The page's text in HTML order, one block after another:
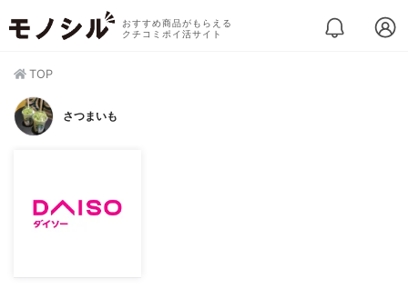
おすすめ商品がもらえる
クチコミポイ活サイト
TOP
さつまいも